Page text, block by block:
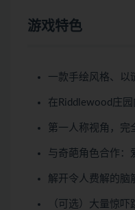
游戏特色
一款手绘风格、以
在Riddlewood庄
第一人称视角，完
与奇葩角色合作：
解开令人费解的脑
（可选）大量惊吓